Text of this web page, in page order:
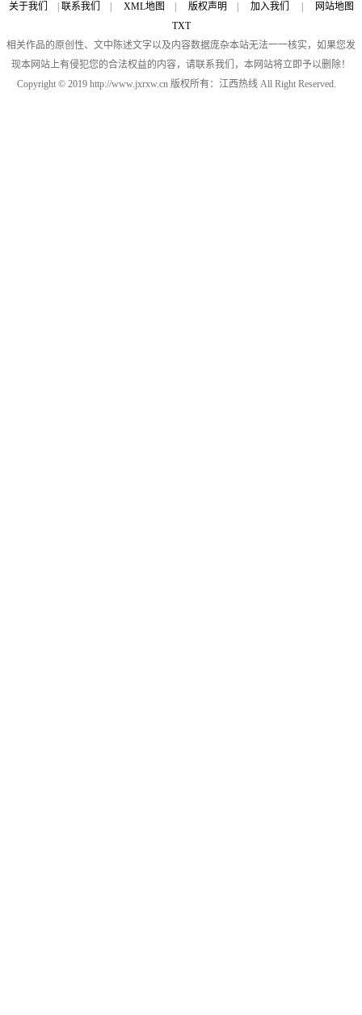
关于我们 联系我们 XML地图 版权声明 加入我们
网站地图
TXT
相关作品的原创性、文中陈述文字以及内容数据庞杂本站无法一一核实，如果您发
现本网站上有侵犯您的合法权益的内容，请联系我们，本网站将立即予以删除！
Copyright © 2019 http://www.jxrxw.cn 版权所有：江西热线 All Right Reserved.